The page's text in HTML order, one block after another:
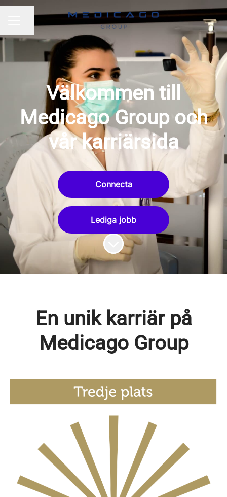
KARRIÄRMENY
Dela sidan
Välkommen till
Medicago Group och
vår karriärsida
Connecta
Lediga jobb
Skrolla för mer innehåll
En unik karriär på
Medicago Group